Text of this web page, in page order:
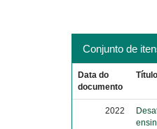
Conjunto de
Data do
documento
Título
2022